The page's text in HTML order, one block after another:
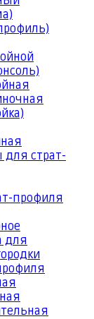
для страт-
профиля
для